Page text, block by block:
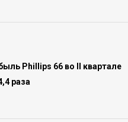
Phillips 66 во ll квартале
раза